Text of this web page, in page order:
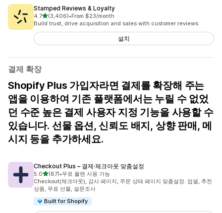
Stamped Reviews & Loyalty
4.7별 5개 중
(3,406)
총 리뷰 3406개
•From $23/month
Build trust, drive acquisition and sales with customer reviews
설치
결제 확장
Shopify Plus 가입자라면 결제를 확장해 주는
앱을 이용하여 기존 플랫폼에서는 누릴 수 없었
던 수준 높은 결제 사용자 지정 기능을 사용할 수
있습니다. 선물 옵션, 신뢰도 배지, 상향 판매, 메
시지 등을 추가하세요.
Checkout Plus – 결제·체크아웃 맞춤설정
5.0별 5개 중
(87)
총 리뷰 87개
•무료 플랜 사용 가능
Checkout(체크아웃), 감사 페이지, 주문 상태 페이지 맞춤설정. 업셀, 추천
상품, 무료 선물, 설문조사
Built for Shopify